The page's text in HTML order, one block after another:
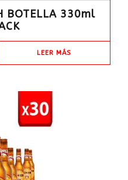
BOTELLA 330ml
LEER MÁS